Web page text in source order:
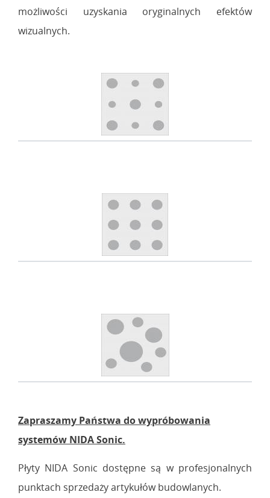
możliwości uzyskania oryginalnych efektów
wizualnych.
Zapraszamy Państwa do wypróbowania
systemów NIDA Sonic.
Płyty NIDA Sonic dostępne są w profesjonalnych
punktach sprzedaży artykułów budowlanych.